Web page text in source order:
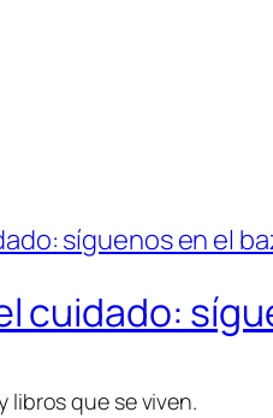
cuidado:
libros que se viven.